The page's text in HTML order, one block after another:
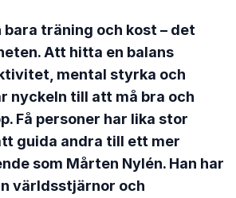
bara träning och kost – det
Att hitta en balans
mental styrka och
nyckeln till att må bra och
Få personer har lika stor
guida andra till ett mer
som Mårten Nylén. Han har
världsstjärnor och